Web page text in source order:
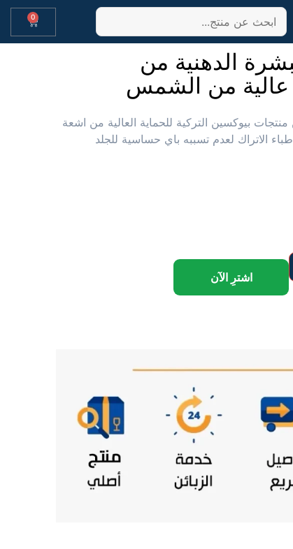
0
الدهنية من
عالية من الشمس
بيوكسين التركية للحماية العالية من اشعة
الاتراك لعدم تسببه باي حساسية للجلد
اشترِ الآن